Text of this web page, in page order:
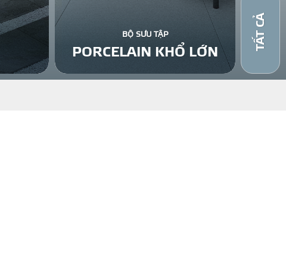
BỘ SƯU TẬP
PORCELAIN KHỔ LỚN
TẤT CẢ